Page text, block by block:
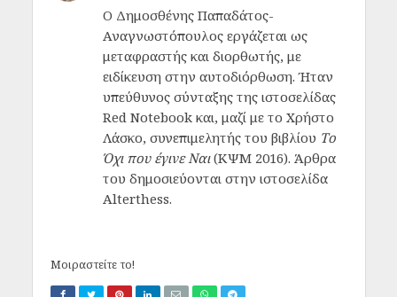
Ο Δημοσθένης Παπαδάτος-
Αναγνωστόπουλος εργάζεται ως
μεταφραστής και διορθωτής, με
ειδίκευση στην αυτοδιόρθωση. Ήταν
υπεύθυνος σύνταξης της ιστοσελίδας
Red Notebook και, μαζί με το Χρήστο
Λάσκο, συνεπιμελητής του βιβλίου Το
Όχι που έγινε Ναι(ΚΨΜ 2016). Άρθρα
του δημοσιεύονται στην ιστοσελίδα
Αlterthess.
Μοιραστείτε το!